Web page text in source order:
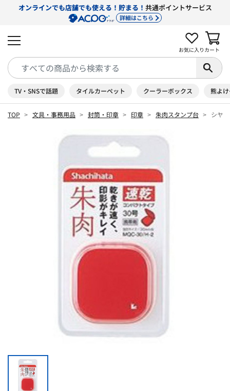
オンラインでも店舗でも使える！貯まる！ 共通ポイントサービス
詳細はこちら
お気に入り カート
TV・SNSで話題 タイルカーペット クーラーボックス 熊よ
TOP 文具・事務用品 封筒・印章 印章 朱肉スタンプ台 シヤ